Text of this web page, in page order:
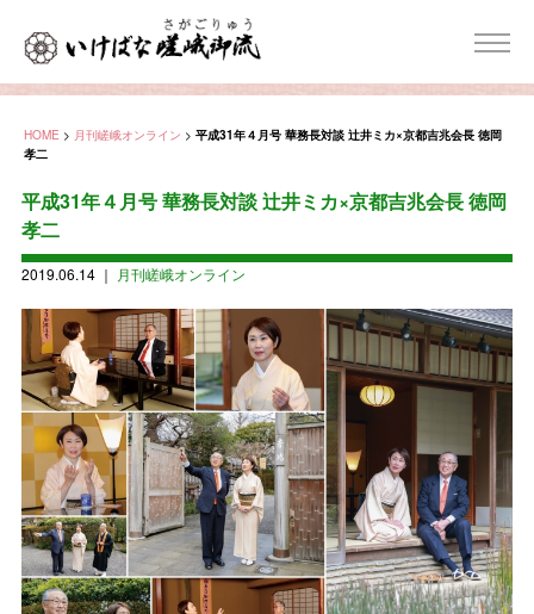
HOME > 月刊嵯峨オンライン > 平成31年４月号 華務長対談 辻󠄀井ミカ×京都吉兆会長 徳岡
孝二
平成31年４月号 華務長対談 辻󠄀井ミカ×京都吉兆会長 徳岡
孝二
2019.06.14｜ 月刊嵯峨オンライン